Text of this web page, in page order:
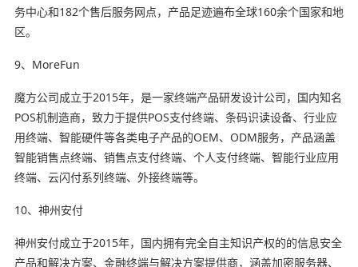
务中心和182个售后服务网点，产品足迹遍布全球160余个国家和地
区。
9、MoreFun
魔方公司成立于2015年，是一家终端产品研发设计公司，国内知名
POS机制造商，致力于提供POS支付终端、条码识读设备、行业应
用终端、智能硬件等各类电子产品的OEM、ODM服务，产品涵盖
智能销售点终端、销售点支付终端、个人支付终端、智能行业应用
终端、云闪付系列终端、外接终端等。
10、神州安付
神州安付成立于2015年，国内拥有完全自主知识产权的的信息安全
产品和解决方案、金融终端与解决方案提供商，涵盖加密服务器、